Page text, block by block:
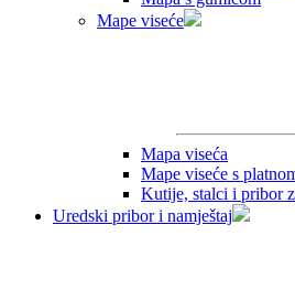
Mape viseće
Mapa viseća
Mape viseće s
Kutije, stalci i pribor
Uredski pribor i namještaj